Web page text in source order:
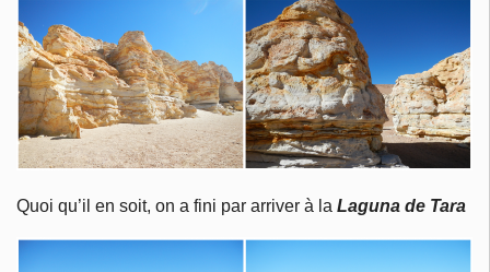
Quoi qu’il en soit, on a fini par arriver à la Laguna de Tara